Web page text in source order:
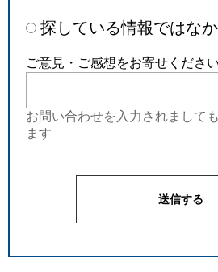
探している情報ではな
ご意見・ご感想をお寄せください
お問い合わせを入力されまして
ます